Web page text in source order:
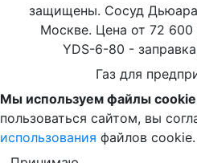
защищены. Сосуд
Москве. Цена от 72
YDS-6-80 -
Газ для
Мы используем файлы
пользоваться сайтом, вы
использования файлов cookie.